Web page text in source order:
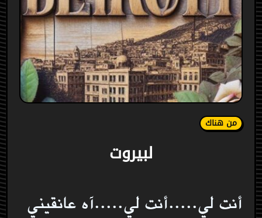
من هناك
لبيروت
أنت لي.....أنت لي.....آه عانقيني